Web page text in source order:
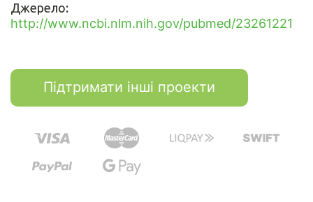
Джерело:
http://www.ncbi.nlm.nih.gov/pubmed/23261221
Підтримати інші проекти